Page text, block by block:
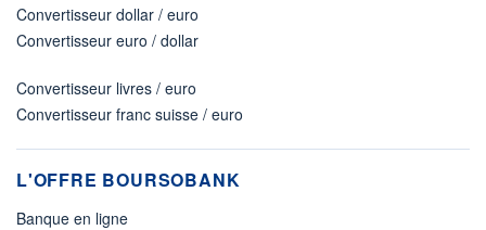
Convertisseur dollar / euro
Convertisseur euro / dollar
Convertisseur livres / euro
Convertisseur franc suisse / euro
L'OFFRE BOURSOBANK
Banque en ligne